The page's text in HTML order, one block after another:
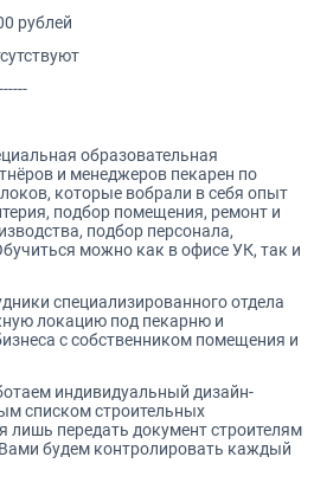
рублей
образовательная
и менеджеров пекарен по
которые вобрали в себя опыт
подбор помещения, ремонт и
подбор персонала,
можно как в офисе УК, так и
специализированного отдела
локацию под пекарню и
с собственником помещения и
индивидуальный дизайн-
списком строительных
лишь передать документ строителям
будем контролировать каждый